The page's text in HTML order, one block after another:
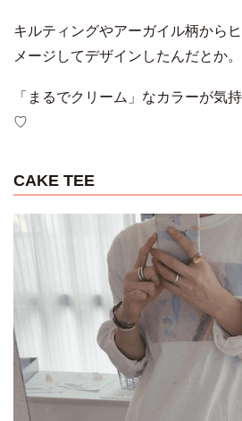
キルティングやアーガイル柄から
メージしてデザインしたんだとか。
「まるでクリーム」なカラーが気
♡
CAKE TEE